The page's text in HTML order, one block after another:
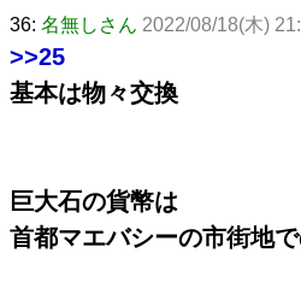
36: 名無しさん 2022/08/18(木)
>>25
基本は物々交換
巨大石の貨幣は
首都マエバシーの市街地